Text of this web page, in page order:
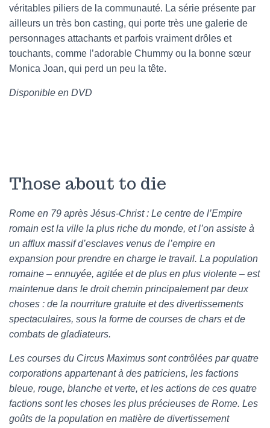
véritables piliers de la communauté. La série présente par
ailleurs un très bon casting, qui porte très une galerie de
personnages attachants et parfois vraiment drôles et
touchants, comme l’adorable Chummy ou la bonne sœur
Monica Joan, qui perd un peu la tête.
Disponible en DVD
Those about to die
Rome en 79 après Jésus-Christ : Le centre de l’Empire
romain est la ville la plus riche du monde, et l’on assiste à
un afflux massif d’esclaves venus de l’empire en
expansion pour prendre en charge le travail. La population
romaine – ennuyée, agitée et de plus en plus violente – est
maintenue dans le droit chemin principalement par deux
choses : de la nourriture gratuite et des divertissements
spectaculaires, sous la forme de courses de chars et de
combats de gladiateurs.
Les courses du Circus Maximus sont contrôlées par quatre
corporations appartenant à des patriciens, les factions
bleue, rouge, blanche et verte, et les actions de ces quatre
factions sont les choses les plus précieuses de Rome. Les
goûts de la population en matière de divertissement